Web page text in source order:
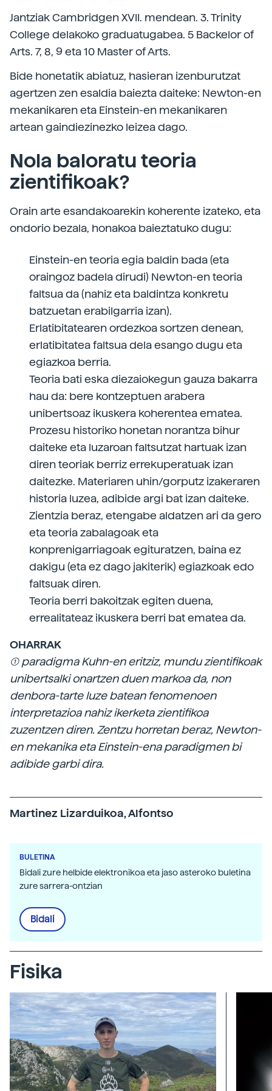
Jantziak Cambridgen XVII. mendean. 3. Trinity
College delakoko graduatugabea. 5 Backelor of
Arts. 7, 8, 9 eta 10 Master of Arts.
Bide honetatik abiatuz, hasieran izenburutzat
agertzen zen esaldia baiezta daiteke: Newton-en
mekanikaren eta Einstein-en mekanikaren
artean gaindiezinezko leizea dago.
Nola baloratu teoria
zientifikoak?
Orain arte esandakoarekin koherente izateko, eta
ondorio bezala, honakoa baieztatuko dugu:
Einstein-en teoria egia baldin bada (eta
oraingoz badela dirudi) Newton-en teoria
faltsua da (nahiz eta baldintza konkretu
batzuetan erabilgarria izan).
Erlatibitatearen ordezkoa sortzen denean,
erlatibitatea faltsua dela esango dugu eta
egiazkoa berria.
Teoria bati eska diezaiokegun gauza bakarra
hau da: bere kontzeptuen arabera
unibertsoaz ikuskera koherentea ematea.
Prozesu historiko honetan norantza bihur
daiteke eta luzaroan faltsutzat hartuak izan
diren teoriak berriz errekuperatuak izan
daitezke. Materiaren uhin/gorputz izakeraren
historia luzea, adibide argi bat izan daiteke.
Zientzia beraz, etengabe aldatzen ari da gero
eta teoria zabalagoak eta
konprenigarriagoak egituratzen, baina ez
dakigu (eta ez dago jakiterik) egiazkoak edo
faltsuak diren.
Teoria berri bakoitzak egiten duena,
errealitateaz ikuskera berri bat ematea da.
OHARRAK
(1) paradigma Kuhn-en eritziz, mundu zientifikoak
unibertsalki onartzen duen markoa da, non
denbora-tarte luze batean fenomenoen
interpretazioa nahiz ikerketa zientifikoa
zuzentzen diren. Zentzu horretan beraz, Newton-
en mekanika eta Einstein-ena paradigmen bi
adibide garbi dira.
Martinez Lizarduikoa, Alfontso
BULETINA
Bidali zure helbide elektronikoa eta jaso asteroko buletina
zure sarrera-ontzian
Bidali
Fisika